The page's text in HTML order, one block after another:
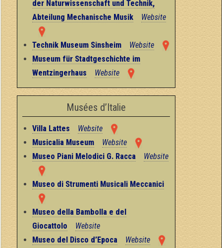
der Naturwissenschaft und Technik,
Abteilung Mechanische Musik
Website
Technik Museum Sinsheim
Website
Museum für Stadtgeschichte im
Wentzingerhaus
Website
Musées d’Italie
Villa Lattes
Website
Musicalia Museum
Website
Museo Piani Melodici G. Racca
Website
Museo di Strumenti Musicali Meccanici
Museo della Bambolla e del
Giocattolo
Website
Museo del Disco d’Epoca
Website